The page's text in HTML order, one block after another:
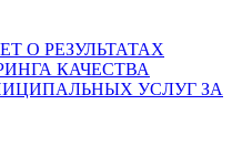
О РЕЗУЛЬТАТАХ
КАЧЕСТВА
УСЛУГ ЗА